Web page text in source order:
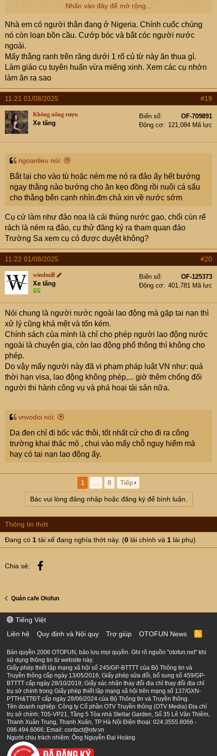
có đơn vị trong nước mời và bảo lãnh. Còn sang du lịch
Mình dễ dãi với họ quá để họ sang cứ ở lỳ VN tìm việc
làm, cạnh tranh với lao động phổ thông, dạy Tiếng Anh
vớ vẫn, làm đĩ đực,... rất ảnh hưởng đến an ninh trật tự.
Rất nhiều người Châu Phi bị các đại lý du lịch nước họ
lừa sang VN làm việc chân tay rồi không kiếm được việc
làm sinh ra các bất ổn xã hội.
Mình cứ xem các nước phương Tây, Nhật, Hàn nó có
chính sách visa với mình như thế nào thì mình làm theo
để đỡ phải xử lý các phiền phức do dân nhập cư gây ra.
Vietnam police VS Nigerians
Why Over 40 Nigerians Were Allegedly Detained in
Vietnam
Nhấn vào đây để mở rộng...
Nhà em có người thân đang ở Nigeria. Chính cuốc chúng
nó còn loạn bồn cầu. Cướp bóc và bắt cóc người nước
ngoài.
Mấy thằng ranh trên răng dưới 1 rổ củ từ này ăn thua gì.
Làm giáo cụ tuyên huấn vừa miếng xinh. Xem các cụ nhớn
làm ăn ra sao
11:21 01/08/2025 #19
Không uống rượu
Xe tăng
Biển số
OF-709891
Động cơ
121,084 Mã lực
ngoanlieu nói:
Bắt lại cho vào tù hoặc ném mẹ nó ra đảo ấy hết bướng
ngay thằng nào bướng cho ăn kẹo đồng rồi nuôi cá sấu
cho thằng bên cạnh nhìn.đm chả xin về nước sớm
Cụ cứ làm như đảo noa là cái thùng nước gạo, chổi cùn rế
rách là ném ra đảo, cụ thử đăng ký ra tham quan đảo
Trường Sa xem cụ có được duyệt không?
11:22 01/08/2025 #20
windmill
Xe tăng
Biển số
OF-125373
Động cơ
401,781 Mã lực
Nói chung là người nước ngoài lao động mà gặp tai nạn thì
xử lý cũng khá mệt và tốn kém.
Chính sách của mình là chỉ cho phép người lao động nước
ngoài là chuyên gia, còn lao động phổ thông thì không cho
phép.
Do vậy mấy người này đã vi phạm pháp luật VN như: quá
thời hạn visa, lao động không phép,... giờ thêm chống đối
người thi hành công vụ và phá hoại tài sản nữa.
vnvodoi nói:
Da đen chỉ đi bốc vác thôi, tốt nhất cứ cho đi ra công
trường khai thác mỏ , chui vào mấy chỗ nguy hiểm mà
hay có tai nạn lao động ấy.
1 8 Tiếp
Bác vui lòng đăng nhập hoặc đăng ký để bình luận.
Thông tin thớt
Đang có 1 tài xế đang nghía thớt này. (0 lái chính và 1 lái phụ)
Chia sẻ:
Quán cafe Otofun
Tiếng Việt
Liên hệ
Quy định và Nội quy Trợ giúp OTOFUN News
R
S
Bản quyền 2006 OTOFUN, bảo lưu mọi quyền. Ghi rõ nguồn "otofun.net" khi
sử dụng thông tin từ website này.
Giấy phép thiết lập mạng xã hội số 245/GP-BTTTT của Bộ Thông tin và
Truyền thông cấp ngày 13/05/2016; Giấy phép sửa đổi, bổ sung số 459/GP-
BTTTT cấp ngày 28/10/2019; Giấy xác nhận thay đổi địa chỉ thay đổi địa chỉ
trụ sở chính trong Giấy phép thiết lập mạng xã hội trên mạng số 137/GXN-
PTTH&TTĐT cấp ngày 28/06/2024 của Bộ Thông tin và Truyền thông.
Tên doanh nghiệp: Công ty Cổ phần OTV Truyền thông (OTV Media) Địa chỉ
trụ sở chính: T05-VP21, Tầng 5 Tòa nhà Stellar Garden, Số 35 Lê Văn Thiêm,
Thanh Xuân Trung, Thanh Xuân, TP Hà Nội Điện thoại: 024.3555.8066 -
096.494.6066; Email: contact@otv.vn
Người chịu trách nhiệm: Ông Nguyễn Đại Hoàng.